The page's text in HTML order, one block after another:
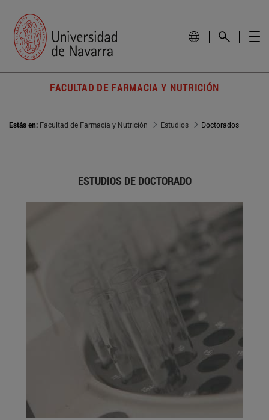
FACULTAD DE FARMACIA Y NUTRICIÓN
Estás en: Facultad de Farmacia y Nutrición Estudios Doctorados
ESTUDIOS DE DOCTORADO